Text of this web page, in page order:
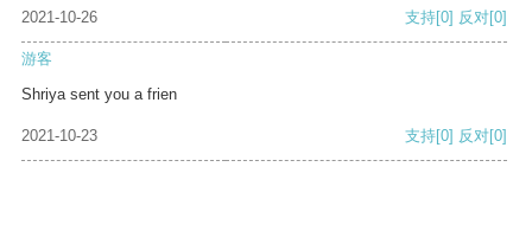
2021-10-26 支持[0] 反对[0]
游客
Shriya sent you a frien
2021-10-23 支持[0] 反对[0]